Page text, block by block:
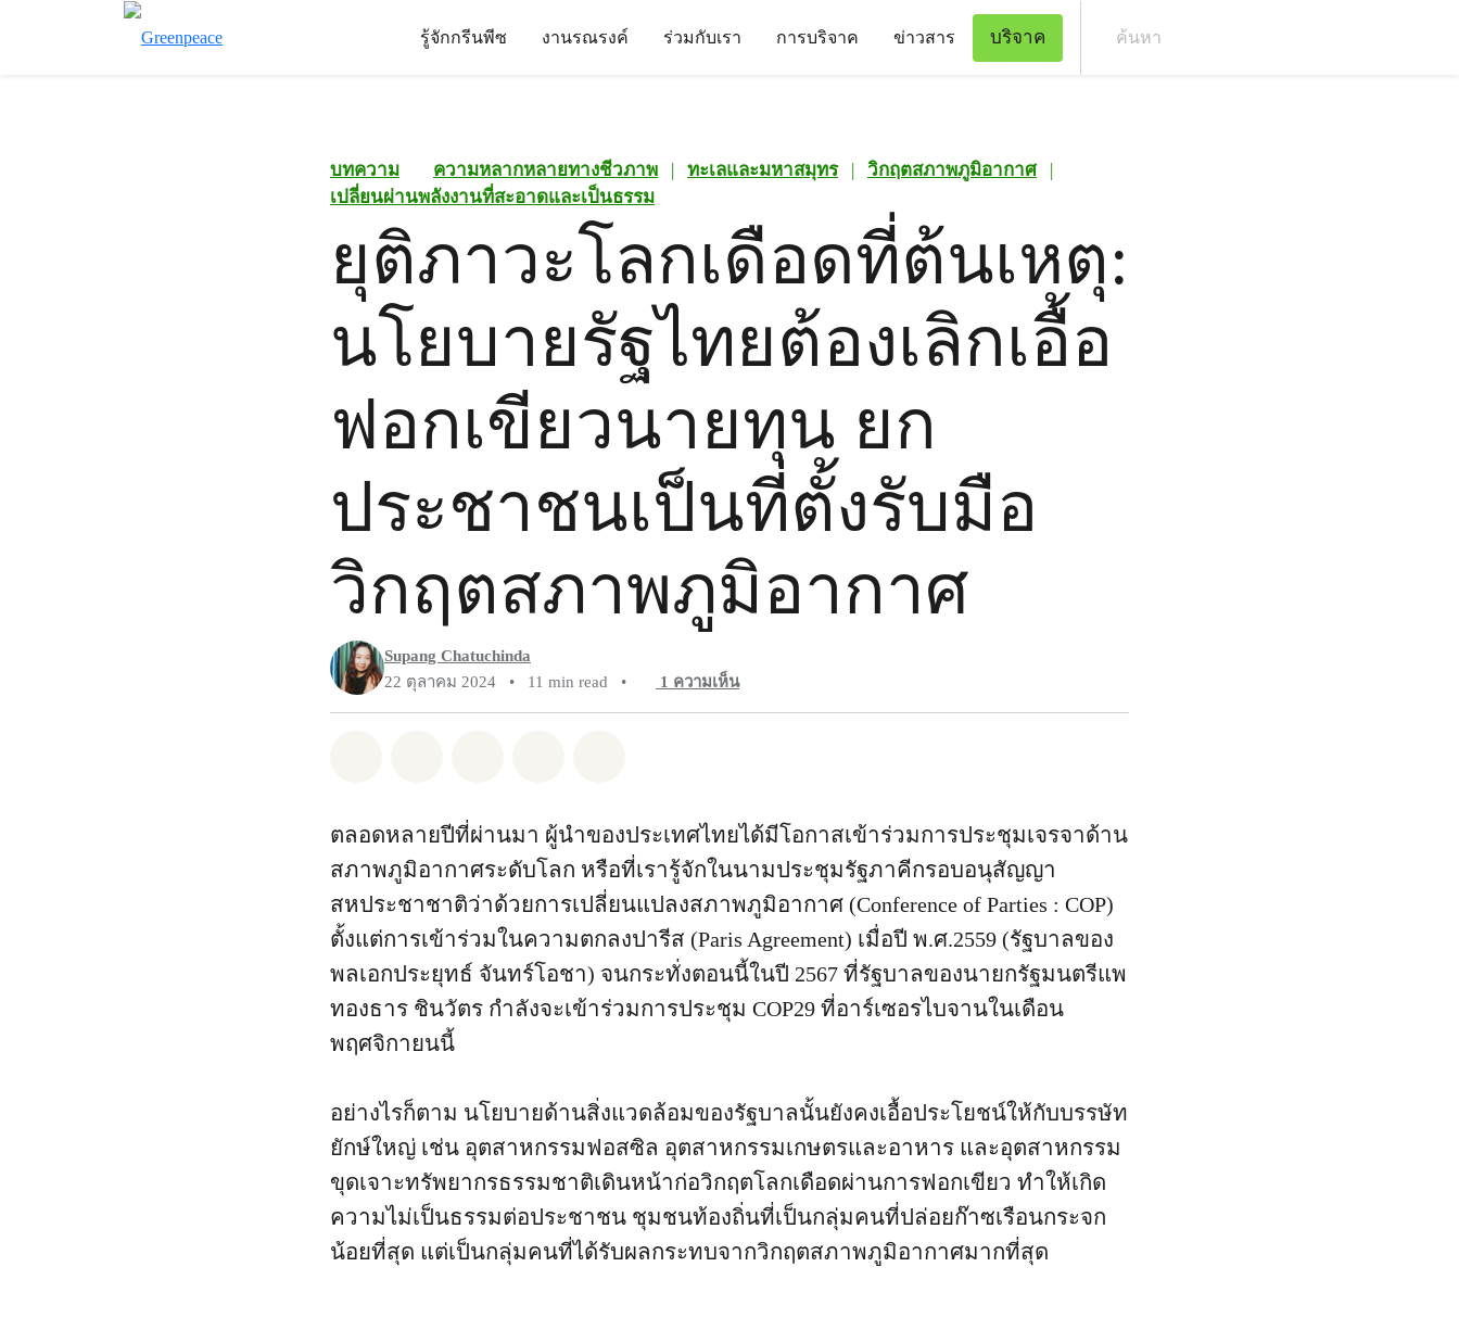
รู้จักกรีนพีซ งานรณรงค์ ร่วมกับเรา การบริจาค ข่าวสาร บริจาค
บทความ ความหลากหลายทางชีวภาพ | ทะเลและมหาสมุทร | วิกฤตสภาพภูมิอากาศ
|
เปลี่ยนผ่านพลังงานที่สะอาดและเป็นธรรม
ยุติภาวะโลกเดือดที่ต้นเหตุ:
นโยบายรัฐไทยต้องเลิกเอื้อ
ฟอกเขียวนายทุน ยก
ประชาชนเป็นที่ตั้งรับมือ
วิกฤตสภาพภูมิอากาศ
Supang Chatuchinda
22 ตุลาคม 2024
• 11 min read • 1 ความเห็น
ตลอดหลายปีที่ผ่านมา ผู้นำของประเทศไทยได้มีโอกาสเข้าร่วมการประชุมเจรจาด้าน
สภาพภูมิอากาศระดับโลก หรือที่เรารู้จักในนามประชุมรัฐภาคีกรอบอนุสัญญา
สหประชาชาติว่าด้วยการเปลี่ยนแปลงสภาพภูมิอากาศ (Conference of Parties : COP)
ตั้งแต่การเข้าร่วมในความตกลงปารีส (Paris Agreement) เมื่อปี พ.ศ.2559 (รัฐบาลของ
พลเอกประยุทธ์ จันทร์โอชา) จนกระทั่งตอนนี้ในปี 2567 ที่รัฐบาลของนายกรัฐมนตรีแพ
ทองธาร ชินวัตร กำลังจะเข้าร่วมการประชุม COP29 ที่อาร์เซอรไบจานในเดือน
พฤศจิกายนนี้
อย่างไรก็ตาม นโยบายด้านสิ่งแวดล้อมของรัฐบาลนั้นยังคงเอื้อประโยชน์ให้กับบรรษัท
ยักษ์ใหญ่ เช่น อุตสาหกรรมฟอสซิล อุตสาหกรรมเกษตรและอาหาร และอุตสาหกรรม
ขุดเจาะทรัพยากรธรรมชาติเดินหน้าก่อวิกฤตโลกเดือดผ่านการฟอกเขียว ทำให้เกิด
ความไม่เป็นธรรมต่อประชาชน ชุมชนท้องถิ่นที่เป็นกลุ่มคนที่ปล่อยก๊าซเรือนกระจก
น้อยที่สุด แต่เป็นกลุ่มคนที่ได้รับผลกระทบจากวิกฤตสภาพภูมิอากาศมากที่สุด